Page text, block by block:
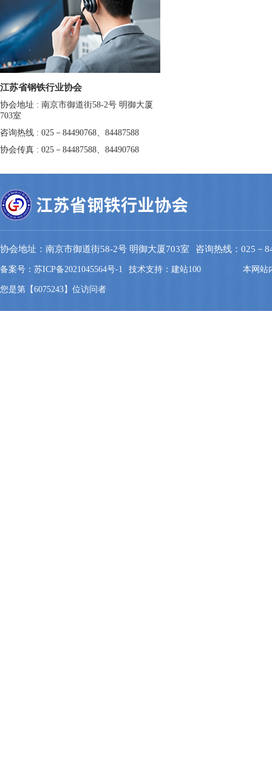
江苏省钢铁行业协会
协会地址 : 南京市御道街58-2号 明御大厦
703室
咨询热线 : 025－84490768、84487588
协会传真 : 025－84487588、84490768
协会地址：南京市御道街58-2号 明御大厦703室 咨询热线：025－
备案号：苏ICP备2021045564号-1 技术支持：建站100 本网站
您是第【6075243】位访问者